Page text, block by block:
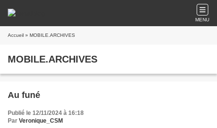
MENU
Accueil » MOBILE.ARCHIVES
MOBILE.ARCHIVES
Au funé
Publié le 12/11/2024 à 16:18
Par Veronique_CSM